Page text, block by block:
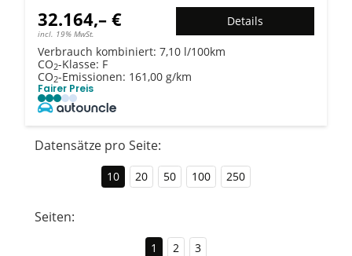
32.164,– €
incl. 19% MwSt.
Details
Verbrauch kombiniert: 7,10 l/100km
CO2-Klasse: F
CO2-Emissionen: 161,00 g/km
Fairer Preis
Datensätze pro Seite:
10 20 50 100 250
Seiten:
1 2 3